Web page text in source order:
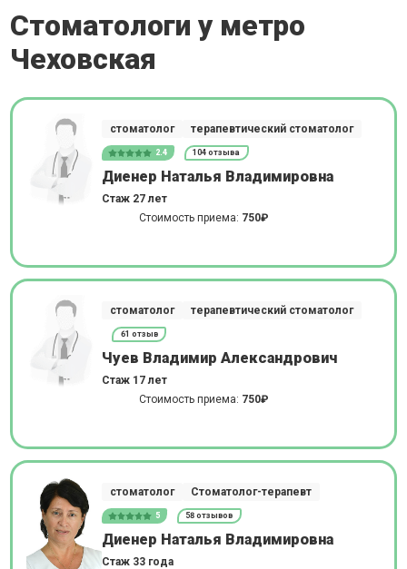
Стоматологи у метро
Чеховская
стоматолог терапевтический стоматолог
2.4 104 отзыва
Диенер Наталья Владимировна
Стаж 27 лет
Стоимость приема: 750₽
стоматолог терапевтический стоматолог
61 отзыв
Чуев Владимир Александрович
Стаж 17 лет
Стоимость приема: 750₽
стоматолог Стоматолог-терапевт
5 58 отзывов
Диенер Наталья Владимировна
Стаж 33 года